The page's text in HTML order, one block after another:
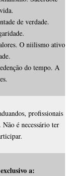
de verdade.
O niilismo ativo
do tempo. A
profissionais
é necessário ter
a: